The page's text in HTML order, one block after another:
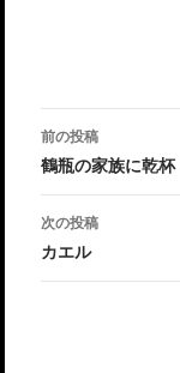
投
稿
ナ
ビ
ゲ
前の投稿
鶴瓶の家族に乾杯
次の投稿
カエル